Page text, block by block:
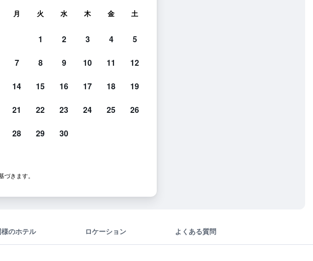
様のホテル ロケーション よくある質問
月 火 水 木 金 土
1 2 3 4 5
7 8 9 10 11 12
14 15 16 17 18 19
21 22 23 24 25 26
28 29 30
づきます。